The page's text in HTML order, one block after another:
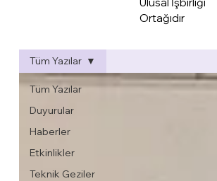
Ortağıdır
Tüm Yazılar
Duyurular
Haberler
Etkinlikler
Teknik Geziler
Tüm Yazılar